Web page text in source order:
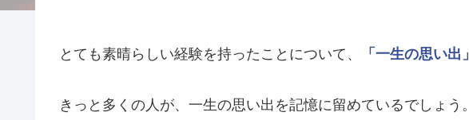
とても素晴らしい経験を持ったことについて、 「一生の思い出」
きっと多くの人が、一生の思い出を記憶に留めているでしょう。